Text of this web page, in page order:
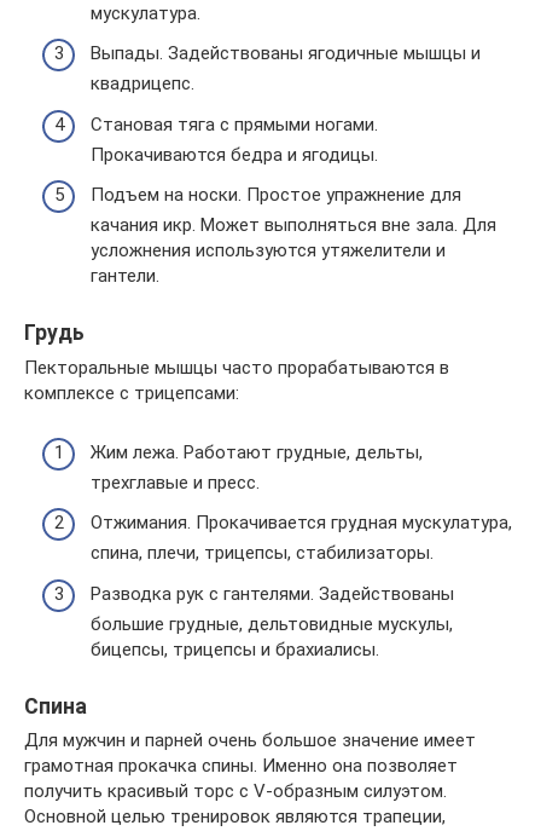
мускулатура.
Выпады. Задействованы ягодичные мышцы и
квадрицепс.
Становая тяга с прямыми ногами.
Прокачиваются бедра и ягодицы.
Подъем на носки. Простое упражнение для
качания икр. Может выполняться вне зала. Для
усложнения используются утяжелители и
гантели.
Грудь
Пекторальные мышцы часто прорабатываются в
комплексе с трицепсами:
Жим лежа. Работают грудные, дельты,
трехглавые и пресс.
Отжимания. Прокачивается грудная мускулатура,
спина, плечи, трицепсы, стабилизаторы.
Разводка рук с гантелями. Задействованы
большие грудные, дельтовидные мускулы,
бицепсы, трицепсы и брахиалисы.
Спина
Для мужчин и парней очень большое значение имеет
грамотная прокачка спины. Именно она позволяет
получить красивый торс с V-образным силуэтом.
Основной целью тренировок являются трапеции,